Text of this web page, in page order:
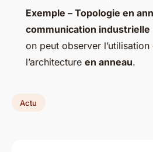
Exemple – Topologie en
communication industrielle
on peut observer l’utilisation
l’architecture en anneau.
Actu